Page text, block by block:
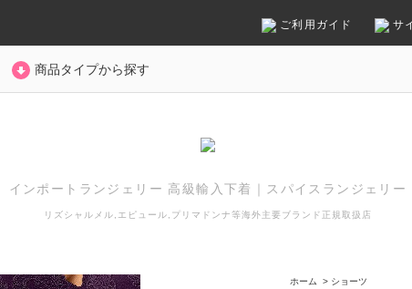
ご利用ガイド サ
商品タイプから探す
インポートランジェリー 高級輸入下着 スパイスランジェリー
リズシャルメル,エピュール,プリマドンナ等海外主要ブランド正規取扱店
ホーム > ショーツ